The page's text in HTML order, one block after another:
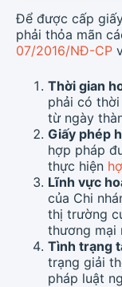
Để được cấp
phải thỏa mãn
07/2016/NĐ-CP
Thời gian
phải có
từ ngày
Giấy phép
hợp pháp
thực hiện
Lĩnh vực
của Chi
thị trường
thương mại
Tình trạng
trạng giải
pháp luật